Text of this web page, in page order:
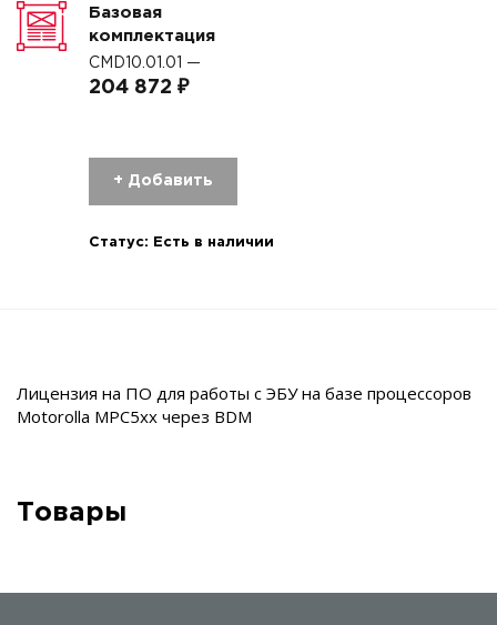
Базовая
комплектация
CMD10.01.01 —
204 872 ₽
+ Добавить
Статус: Есть в наличии
Лицензия на ПО для работы с ЭБУ на базе процессоров
Motorolla MPC5xx через BDM
Товары